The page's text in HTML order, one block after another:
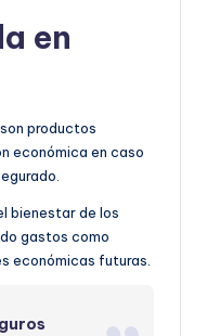
en
productos
económica en caso
bienestar de los
gastos como
económicas futuras.